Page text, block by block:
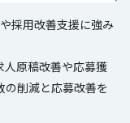
採用改善支援に強み
人原稿改善や応募獲
の削減と応募改善を